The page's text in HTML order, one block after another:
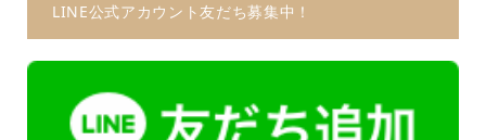
LINE公式アカウント友だち募集中！